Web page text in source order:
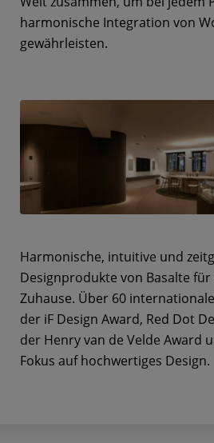
harmonische Integration von
gewährleisten.
Harmonische, intuitive und
Designprodukte von Basalte für
Zuhause. Über 60
der iF Design Award, Red Dot
der Henry van de Velde Award
Fokus auf hochwertiges Design.